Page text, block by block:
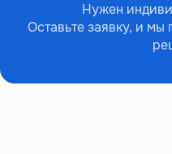
Нужен
Оставьте заявку, и